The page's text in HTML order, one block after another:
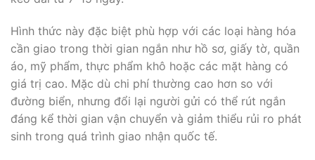
Hình thức này đặc biệt phù hợp với các loại hàng hóa
cần giao trong thời gian ngắn như hồ sơ, giấy tờ, quần
áo, mỹ phẩm, thực phẩm khô hoặc các mặt hàng có
giá trị cao. Mặc dù chi phí thường cao hơn so với
đường biển, nhưng đổi lại người gửi có thể rút ngắn
đáng kể thời gian vận chuyển và giảm thiểu rủi ro phát
sinh trong quá trình giao nhận quốc tế.